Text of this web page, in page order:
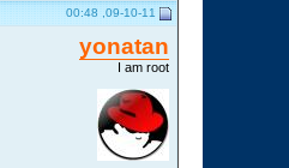
yonatan
I am root